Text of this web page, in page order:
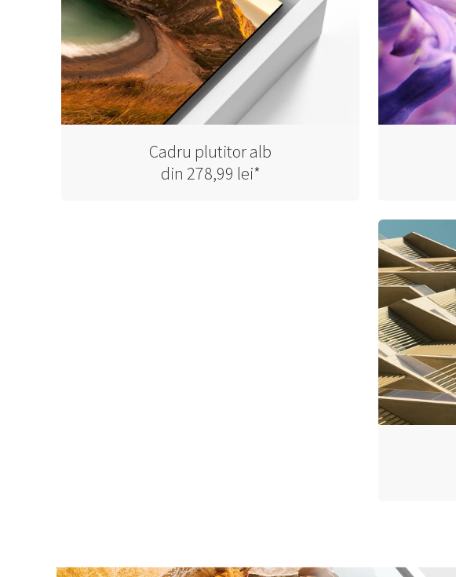
Cadru plutitor alb
din 278,99 lei*